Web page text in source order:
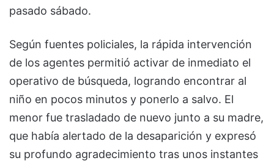
pasado sábado.
Según fuentes policiales, la rápida intervención
de los agentes permitió activar de inmediato el
operativo de búsqueda, logrando encontrar al
niño en pocos minutos y ponerlo a salvo. El
menor fue trasladado de nuevo junto a su madre,
que había alertado de la desaparición y expresó
su profundo agradecimiento tras unos instantes